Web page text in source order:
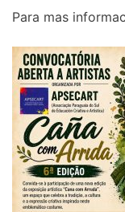
Para mas